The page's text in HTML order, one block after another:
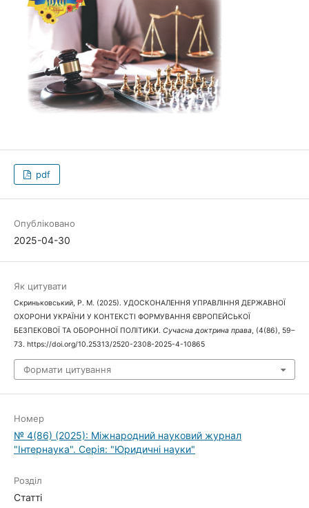
pdf
Опубліковано
2025-04-30
Як цитувати
Скриньковський, Р. М. (2025). УДОСКОНАЛЕННЯ УПРАВЛІННЯ ДЕРЖАВНОЇ
ОХОРОНИ УКРАЇНИ У КОНТЕКСТІ ФОРМУВАННЯ ЄВРОПЕЙСЬКОЇ
БЕЗПЕКОВОЇ ТА ОБОРОННОЇ ПОЛІТИКИ. Сучасна доктрина права, (4(86), 59–
73. https://doi.org/10.25313/2520-2308-2025-4-10865
Формати цитування
Номер
№ 4(86) (2025): Міжнародний науковий журнал
"Інтернаука". Серія: "Юридичні науки"
Розділ
Статті